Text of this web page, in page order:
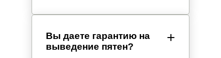
Вы даете гарантию на
выведение пятен?